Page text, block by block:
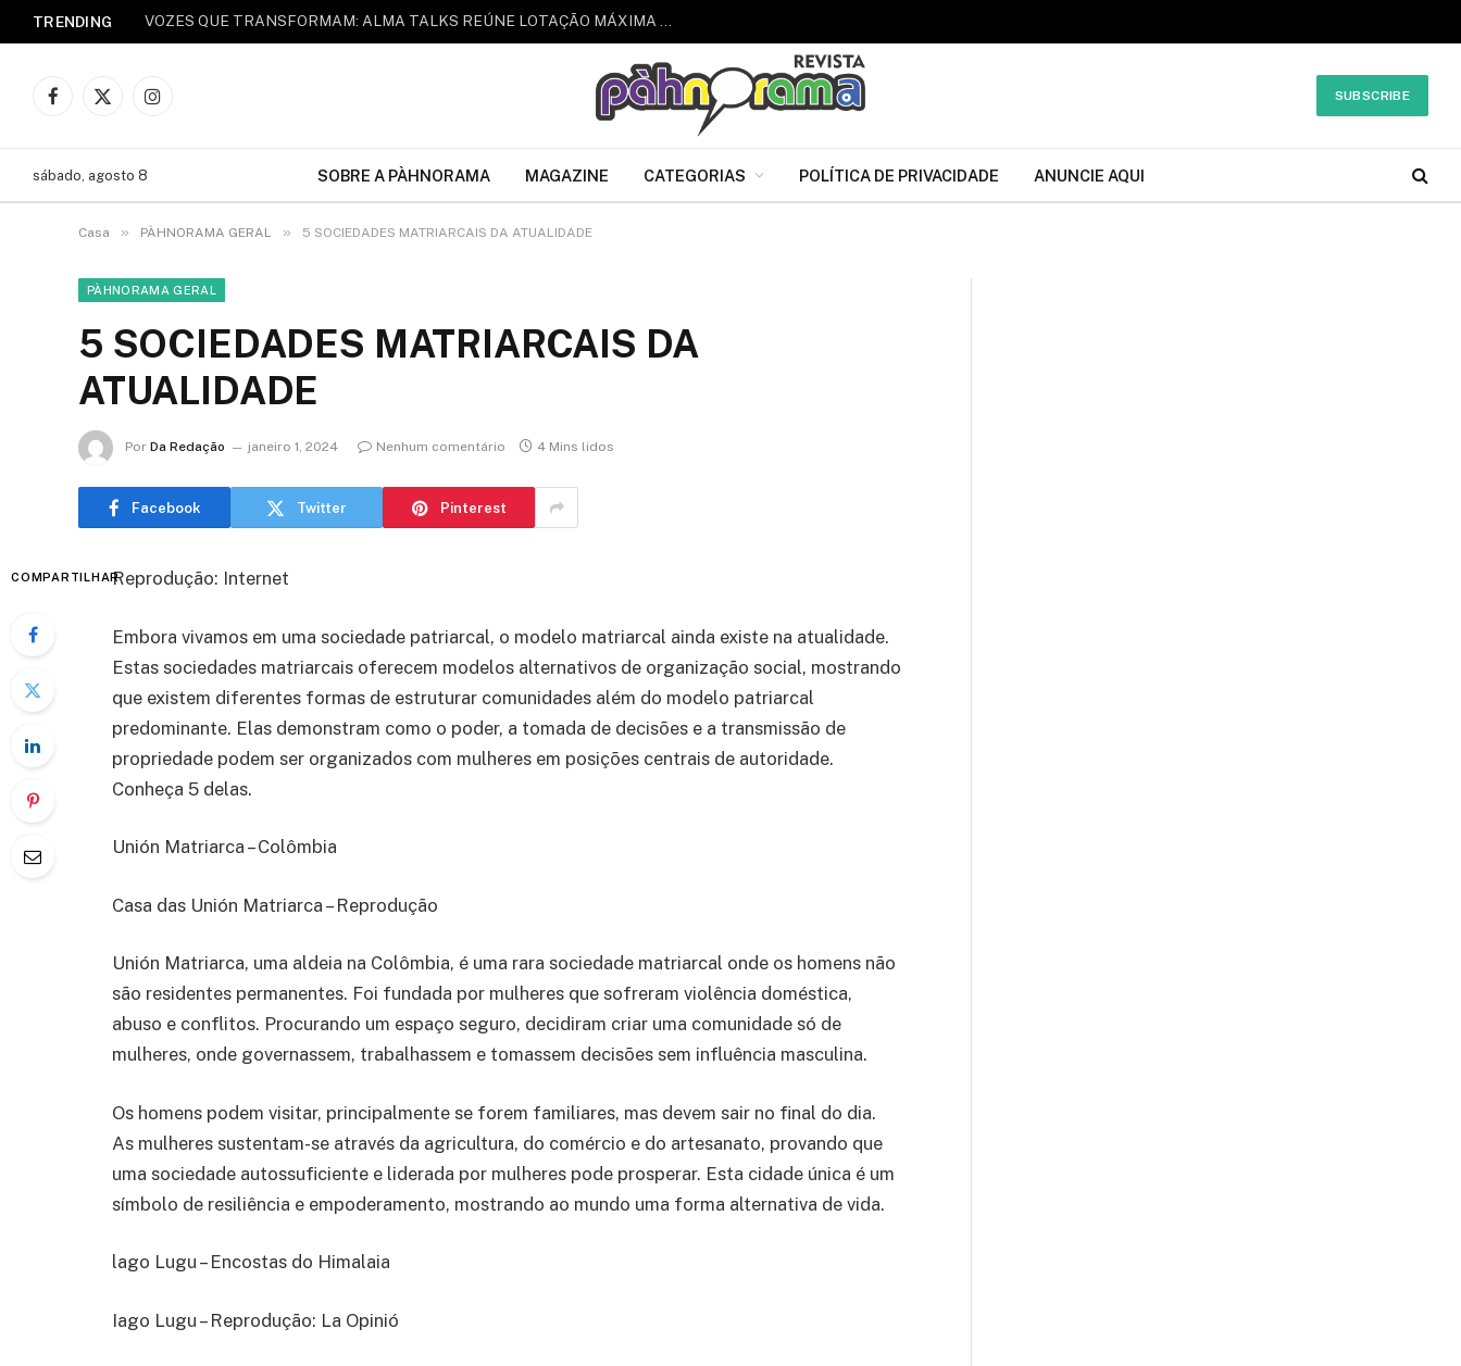
TRENDING VOZES QUE TRANSFORMAM: ALMA TALKS REÚNE LOTAÇÃO MÁXIMA NO RIO COM A FILOSOFA DJAMILA RIBEIRO
Facebook
X
Instagram
SUBSCRIBE
sábado, agosto 8 SOBRE A PÀHNORAMA MAGAZINE CATEGORIAS POLÍTICA DE PRIVACIDADE ANUNCIE AQUI
Casa » PÀHNORAMA GERAL » 5 SOCIEDADES MATRIARCAIS DA ATUALIDADE
PÀHNORAMA GERAL
5 SOCIEDADES MATRIARCAIS DA
ATUALIDADE
Por Da Redação janeiro 1, 2024 Nenhum comentário 4 Mins lidos
Facebook Twitter Pinterest
COMPARTILHARReprodução: Internet
Embora vivamos em uma sociedade patriarcal, o modelo matriarcal ainda existe na atualidade.
Estas sociedades matriarcais oferecem modelos alternativos de organização social, mostrando
que existem diferentes formas de estruturar comunidades além do modelo patriarcal
predominante. Elas demonstram como o poder, a tomada de decisões e a transmissão de
propriedade podem ser organizados com mulheres em posições centrais de autoridade.
Conheça 5 delas.
Unión Matriarca – Colômbia
Casa das Unión Matriarca – Reprodução
Unión Matriarca, uma aldeia na Colômbia, é uma rara sociedade matriarcal onde os homens não
são residentes permanentes. Foi fundada por mulheres que sofreram violência doméstica,
abuso e conflitos. Procurando um espaço seguro, decidiram criar uma comunidade só de
mulheres, onde governassem, trabalhassem e tomassem decisões sem influência masculina.
Os homens podem visitar, principalmente se forem familiares, mas devem sair no final do dia.
As mulheres sustentam-se através da agricultura, do comércio e do artesanato, provando que
uma sociedade autossuficiente e liderada por mulheres pode prosperar. Esta cidade única é um
símbolo de resiliência e empoderamento, mostrando ao mundo uma forma alternativa de vida.
lago Lugu – Encostas do Himalaia
Iago Lugu – Reprodução: La Opinió